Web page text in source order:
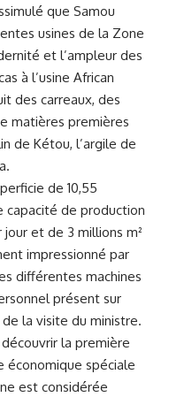
que Samou
usines de la Zone
et l’ampleur des
à l’usine African
des carreaux, des
matières premières
‍de ​Kétou, l’argile de
de 10,55
capacité de production
jour et de 3 millions m²
‌impressionné ​par
différentes ⁤machines
présent sur
la visite ⁣du ministre.
la première
spéciale
est considérée